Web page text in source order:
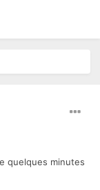
quelques minutes